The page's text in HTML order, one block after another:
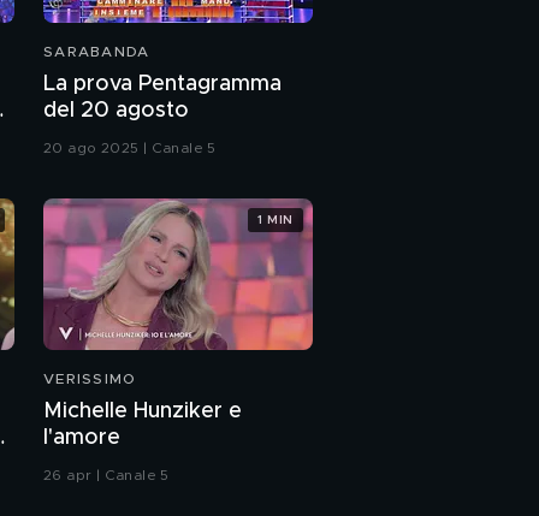
SARABANDA
La prova Pentagramma
del 20 agosto
20 ago 2025 | Canale 5
VERISSIMO
Michelle Hunziker e
l'amore
26 apr | Canale 5
1 MIN